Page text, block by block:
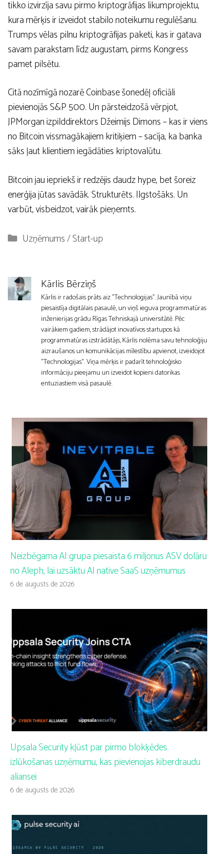
tikko izvirzīja savu pirmo kriptogrāfijas likumprojektu,
kura mērķis ir izveidot stabilo noteikumu regulēšanu.
Trumps vēlas pilnu kriptogrāfijas paketi, kas ir gatava
savam parakstam līdz augustam, pirms Kongress
pamet pilsētu.
Citā nozīmīgā nozarē Coinbase šonedēļ oficiāli
pievienojās S&P 500. Un pārsteidzošā vērpjot,
JPMorgan izpilddirektors Džeimijs Dimons – kas ir viens
no Bitcoin vissmagākajiem kritiķiem – sacīja, ka banka
sāks ļaut klientiem iegādāties kriptovalūtu.
Bitcoin jau iepriekš ir redzējis daudz hype, bet šoreiz
enerģija jūtas savādāk. Strukturēts. Ilgstošāks. Un
varbūt, visbeidzot, vairāk pieņemts.
Kategorijas
Uzņēmums / Start-up
Kārlis Bērziņš
Kārlis ir radošais prāts aiz "Technologijas". Jaunībā viņu
piesaistīja digitālais pasaulē, un viņš ieguva programmatūras
inženierijas grādu Rīgas Tehniskajā universitātē. Pēc
vairākiem gadiem, strādājot inovatīvos startupos kā
programmatūras izstrādātājs, Kārlis nolēma savu tehnoloģiju
aizraušanos un komunikācijas mīlestību apvienot, izveidojot
"Technologijas". Viņa mērķis ir padarīt tehnoloģisko
informāciju pieejamu un izveidot kopieni datorikas
entuziastiem visā pasaulē.
Neizbēgama AI grupa piesaista 6 miljonus ASV dolāru
no Aleph, lai uzsāktu AI native SaaS uzņēmumus
6 de augusts de 2026
Upsala Security kļūst par pirmo blokķēdes
izlūkošanas uzņēmumu, kas pievienojas kiberdraudu
aliansei
6 de augusts de 2026